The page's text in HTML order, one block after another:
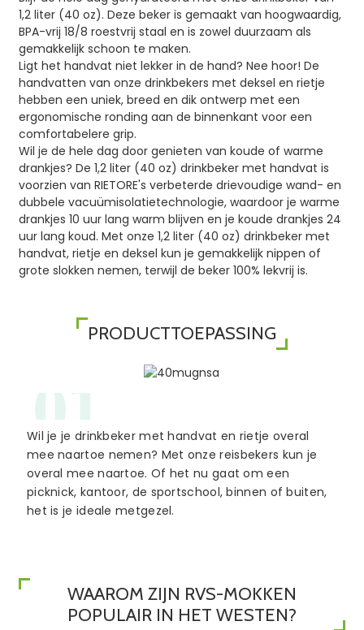
1,2 liter (40 oz). Deze beker is gemaakt van hoogwaardig,
BPA-vrij 18/8 roestvrij staal en is zowel duurzaam als
gemakkelijk schoon te maken.
Ligt het handvat niet lekker in de hand? Nee hoor! De
handvatten van onze drinkbekers met deksel en rietje
hebben een uniek, breed en dik ontwerp met een
ergonomische ronding aan de binnenkant voor een
comfortabelere grip.
Wil je de hele dag door genieten van koude of warme
drankjes? De 1,2 liter (40 oz) drinkbeker met handvat is
voorzien van RIETORE's verbeterde drievoudige wand- en
dubbele vacuümisolatietechnologie, waardoor je warme
drankjes 10 uur lang warm blijven en je koude drankjes 24
uur lang koud. Met onze 1,2 liter (40 oz) drinkbeker met
handvat, rietje en deksel kun je gemakkelijk nippen of
grote slokken nemen, terwijl de beker 100% lekvrij is.
PRODUCTTOEPASSING
01
Wil je je drinkbeker met handvat en rietje overal
mee naartoe nemen? Met onze reisbekers kun je
overal mee naartoe. Of het nu gaat om een ​​
picknick, kantoor, de sportschool, binnen of buiten,
het is je ideale metgezel.
WAAROM ZIJN RVS-MOKKEN
POPULAIR IN HET WESTEN?